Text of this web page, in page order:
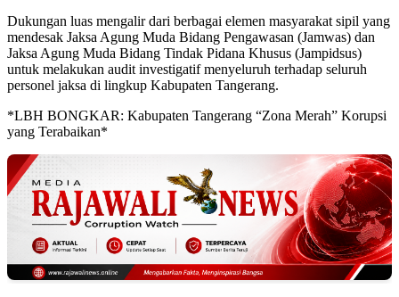
Dukungan luas mengalir dari berbagai elemen masyarakat sipil yang
mendesak Jaksa Agung Muda Bidang Pengawasan (Jamwas) dan
Jaksa Agung Muda Bidang Tindak Pidana Khusus (Jampidsus)
untuk melakukan audit investigatif menyeluruh terhadap seluruh
personel jaksa di lingkup Kabupaten Tangerang.
*LBH BONGKAR: Kabupaten Tangerang “Zona Merah” Korupsi
yang Terabaikan*